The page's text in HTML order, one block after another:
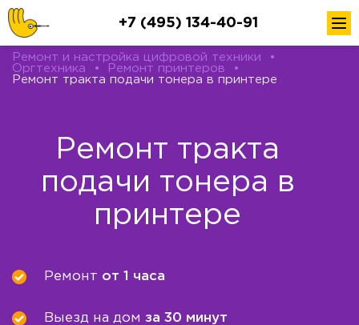
+7 (495) 134-40-91
Ремонт и настройка цифровой техники
•
Оргтехника
• Ремонт принтеров
•
Ремонт тракта подачи тонера в принтере
Ремонт тракта
подачи тонера в
принтере
Ремонт от 1 часа
Выезд на дом за 30 минут